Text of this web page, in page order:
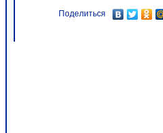
Поделиться